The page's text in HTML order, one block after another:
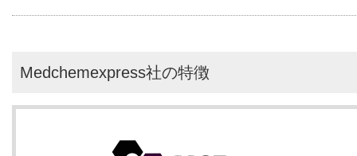
Medchemexpress社の特徴